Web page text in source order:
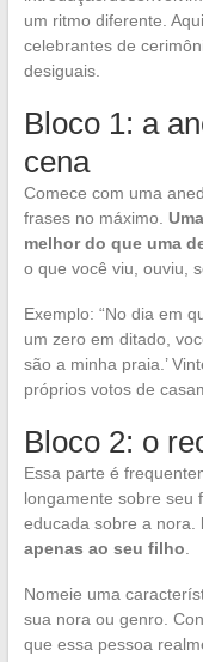
um ritmo diferente.
celebrantes de
desiguais.
Bloco 1: a
cena
Comece com uma
frases no máximo.
melhor do que uma
o que você viu, ouviu,
Exemplo: “No dia em
um zero em ditado,
são a minha praia.’
próprios votos de
Bloco 2: o
Essa parte é
longamente sobre seu
educada sobre a nora.
apenas ao seu filho
Nomeie uma
sua nora ou genro.
que essa pessoa